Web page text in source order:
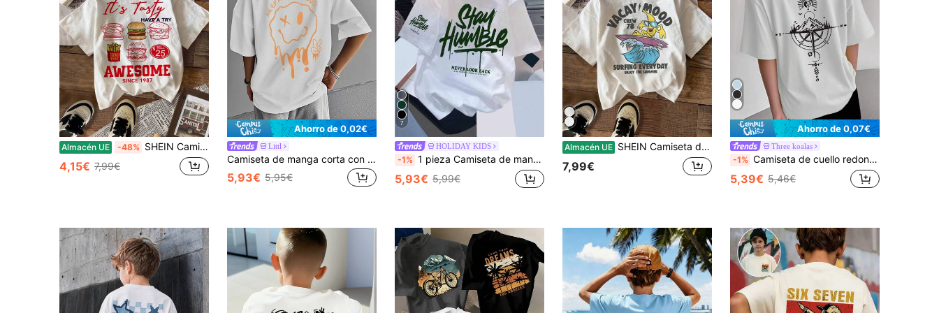
Almacén UE -48% SHEIN Camiseta de manga corta de cuello redondo con estampado de hamburguesa minimalista casual para niños preadolescentes, 100% algodón, apta para el verano
4,15€ 7,99€
Ahorro de 0,02€
Littl
Camiseta de manga corta con cuello redondo y estampado informal para niños preadolescentes, tops de verano
5,93€ 5,95€
7
HOLIDAY KIDS
-1% 1 pieza Camiseta de manga corta con cuello redondo y estampado casual para niños, ropa de verano para estudiantes y jóvenes - ¡La camiseta con estampado de letras en inglés y ojos de colores trae alegría y felicidad a cada niño! 3 piezas aleatorias, se envía 1 pieza
5,93€ 5,99€
Almacén UE SHEIN Camiseta de manga corta con cuello redondo y gráfico de surf de dibujos animados informal para niño preadolescente, adecuada para el verano
7,99€
Ahorro de 0,07€
Three koalas
-1% Camiseta de cuello redondo de manga corta con estampado divertido informal para niño preadolescente, top de verano
5,39€ 5,46€